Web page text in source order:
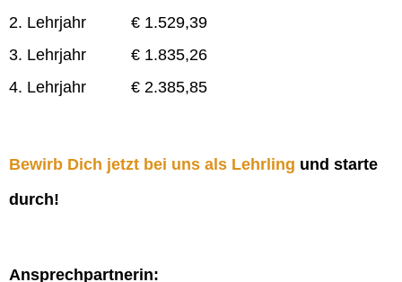
2. Lehrjahr € 1.529,39
3. Lehrjahr € 1.835,26
4. Lehrjahr € 2.385,85
Bewirb Dich jetzt bei uns als Lehrling und starte
durch!
Ansprechpartnerin: